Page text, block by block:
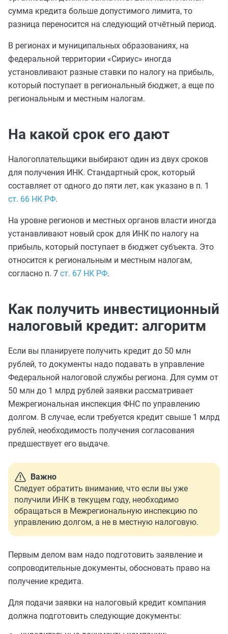
сумма кредита больше допустимого лимита, то
разница переносится на следующий отчётный период.
В регионах и муниципальных образованиях, на
федеральной территории «Сириус» иногда
установливают разные ставки по налогу на прибыль,
который поступает в региональный бюджет, а еще по
региональным и местным налогам.
На какой срок его дают
Налогоплательщики выбирают один из двух сроков
для получения ИНК. Стандартный срок, который
составляет от одного до пяти лет, как указано в п. 1
ст. 66 НК РФ.
На уровне регионов и местных органов власти иногда
устанавливают новый срок для ИНК по налогу на
прибыль, который поступает в бюджет субъекта. Это
относится к региональным и местным налогам,
согласно п. 7 ст. 67 НК РФ.
Как получить инвестиционный
налоговый кредит: алгоритм
Если вы планируете получить кредит до 50 млн
рублей, то документы надо подавать в управление
Федеральной налоговой службы региона. Для сумм от
50 млн до 1 млрд рублей заявки рассматривает
Межрегиональная инспекция ФНС по управлению
долгом. В случае, если требуется кредит свыше 1 млрд
рублей, необходимость получения согласования
предшествует его выдаче.
Важно
Следует обратить внимание, что если вы уже
получили ИНК в текущем году, необходимо
обращаться в Межрегиональную инспекцию по
управлению долгом, а не в местную налоговую.
Первым делом вам надо подготовить заявление и
сопроводительные документы, обосновать право на
получение кредита.
Для подачи заявки на налоговый кредит компания
должна подготовить следующие документы: